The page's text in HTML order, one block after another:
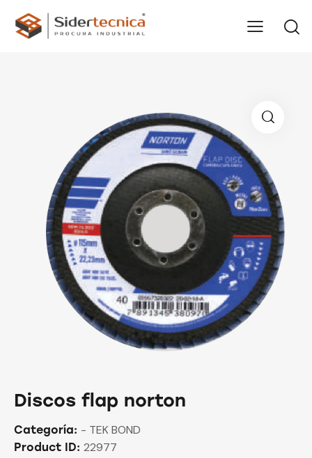
Discos flap norton
Categoría: - TEK BOND
Product ID: 22977